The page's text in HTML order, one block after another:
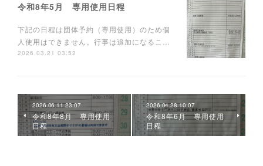
令和8年5月 専用使用日程
下記の日程は団体予約（専用使用）のため個
人使用はできません。行事は追加になるこ…
2026.03.21 03:52
2026.06.11 23:07
令和8年8月 専用使用
日程
2026.04.28 10:07
令和8年6月 専用使用
日程